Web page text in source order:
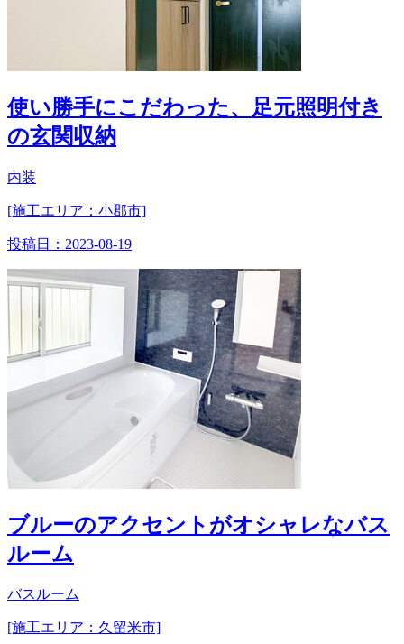
使い勝手にこだわった、足元照明付き
の玄関収納
内装
[施工エリア：小郡市]
投稿日： 2023-08-19
ブルーのアクセントがオシャレなバス
ルーム
バスルーム
[施工エリア：久留米市]